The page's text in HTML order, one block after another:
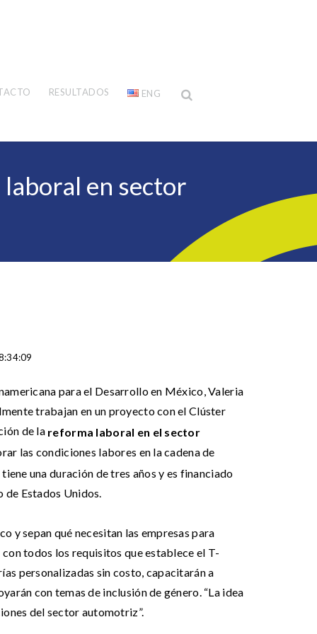
RESULTADOS ENG
en sector
para el Desarrollo en México, Valeria
trabajan en un proyecto con el Clúster
de la reforma laboral en el sector
las condiciones labores en la cadena de
una duración de tres años y es financiado
Estados Unidos.
y sepan qué necesitan las empresas para
todos los requisitos que establece el T-
personalizadas sin costo, capacitarán a
con temas de inclusión de género. “La idea
del sector automotriz”.